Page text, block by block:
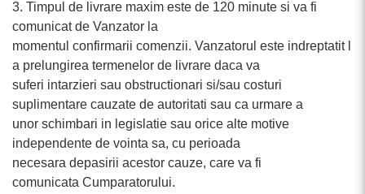
3. Timpul de livrare maxim este de 120 minute si va fi
comunicat de Vanzator la
momentul confirmarii comenzii. Vanzatorul este indreptatit l
a prelungirea termenelor de livrare daca va
suferi intarzieri sau obstructionari si/sau costuri
suplimentare cauzate de autoritati sau ca urmare a
unor schimbari in legislatie sau orice alte motive
independente de vointa sa, cu perioada
necesara depasirii acestor cauze, care va fi
comunicata Cumparatorului.